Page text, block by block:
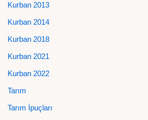
Kurban 2013
Kurban 2014
Kurban 2018
Kurban 2021
Kurban 2022
Tarım
Tarım İpuçları